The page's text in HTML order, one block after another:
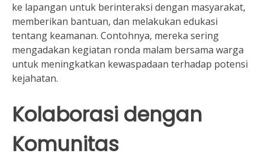
ke lapangan untuk berinteraksi dengan masyarakat,
memberikan bantuan, dan melakukan edukasi
tentang keamanan. Contohnya, mereka sering
mengadakan kegiatan ronda malam bersama warga
untuk meningkatkan kewaspadaan terhadap potensi
kejahatan.
Kolaborasi dengan
Komunitas